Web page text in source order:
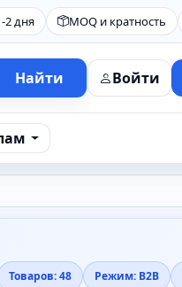
2 дня MOQ и кратность
Найти Войти
Товаров: 48 Режим: B2B